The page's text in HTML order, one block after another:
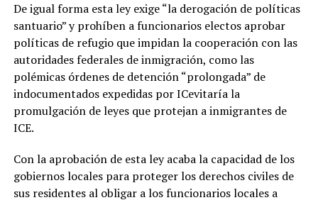
De igual forma esta ley exige “la derogación de políticas
santuario” y prohíben a funcionarios electos aprobar
políticas de refugio que impidan la cooperación con las
autoridades federales de inmigración, como las
polémicas órdenes de detención “prolongada” de
indocumentados expedidas por ICevitaría la
promulgación de leyes que protejan a inmigrantes de
ICE.
Con la aprobación de esta ley acaba la capacidad de los
gobiernos locales para proteger los derechos civiles de
sus residentes al obligar a los funcionarios locales a